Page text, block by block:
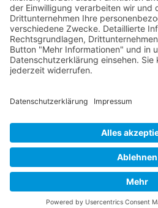
Email schreiben
Impressum
Datenschutzerklärung
Nutzungsbedingungen Chatbot
Barrierefreiheit
Öffnungszeiten Rathaus
Montag bis Donnerstag:
08:00 – 11:30 und 13:30 – 17:00 Uhr
(vor Feiertagen bis 16:00 Uhr)
Freitag:
08:00 – 11:30 Uhr